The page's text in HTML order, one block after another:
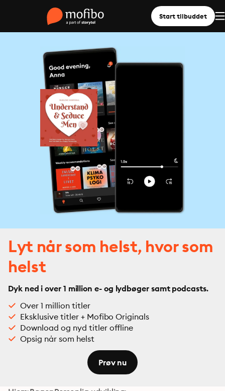
Start tilbuddet
Lyt når som helst, hvor som
helst
Dyk ned i over 1 million e- og lydbøger samt podcasts.
Over 1 million titler
Eksklusive titler + Mofibo Originals
Download og nyd titler offline
Opsig når som helst
Prøv nu